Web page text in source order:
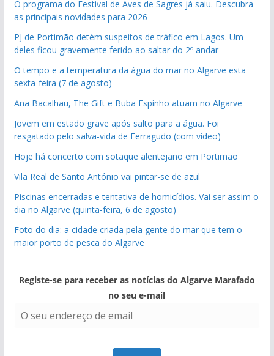
O programa do Festival de Aves de Sagres já saiu. Descubra
as principais novidades para 2026
PJ de Portimão detém suspeitos de tráfico em Lagos. Um
deles ficou gravemente ferido ao saltar do 2º andar
O tempo e a temperatura da água do mar no Algarve esta
sexta-feira (7 de agosto)
Ana Bacalhau, The Gift e Buba Espinho atuam no Algarve
Jovem em estado grave após salto para a água. Foi
resgatado pelo salva-vida de Ferragudo (com vídeo)
Hoje há concerto com sotaque alentejano em Portimão
Vila Real de Santo António vai pintar-se de azul
Piscinas encerradas e tentativa de homicídios. Vai ser assim o
dia no Algarve (quinta-feira, 6 de agosto)
Foto do dia: a cidade criada pela gente do mar que tem o
maior porto de pesca do Algarve
Registe-se para receber as notícias do Algarve Marafado
no seu e-mail